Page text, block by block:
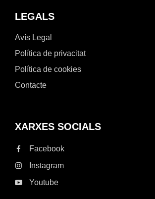
LEGALS
Avís Legal
Política de privacitat
Política de cookies
Contacte
XARXES SOCIALS
Facebook
Instagram
Youtube